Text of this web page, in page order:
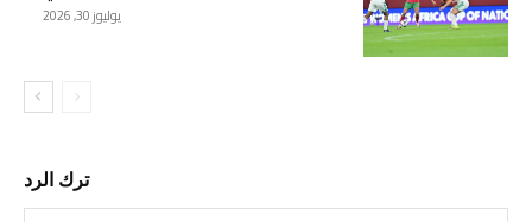
يوليوز 30, 2026
ترك الرد